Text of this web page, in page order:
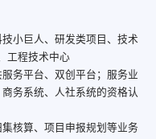
小巨人、研发类项目、技术
工程技术中心
务平台、双创平台；服务业
务系统、人社系统的资格认
核算、项目申报规划等业务